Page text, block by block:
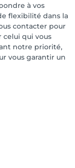
à vos
flexibilité dans la
contacter pour
celui qui vous
notre priorité,
vous garantir un